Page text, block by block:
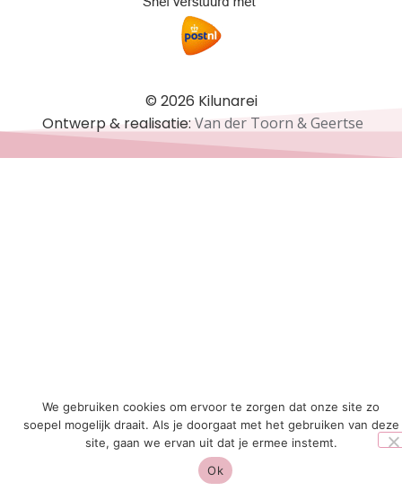
© 2026 Kilunarei
Ontwerp & realisatie:Van der Toorn & Geertse
We gebruiken cookies om ervoor te zorgen dat onze site zo
soepel mogelijk draait. Als je doorgaat met het gebruiken van deze
site, gaan we ervan uit dat je ermee instemt.
Ok